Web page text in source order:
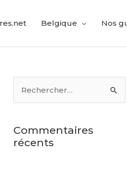
Belgique Nos
Commentaires
récents